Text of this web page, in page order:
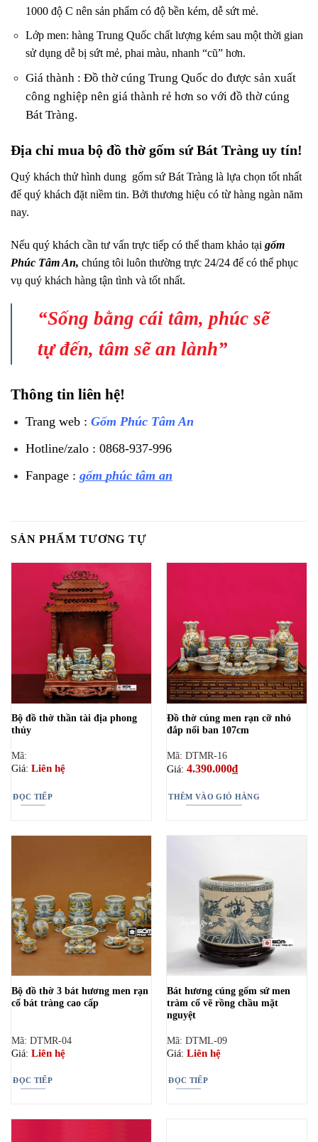
1000 độ C nên sản phẩm có độ bền kém, dễ sứt mẻ.
Lớp men: hàng Trung Quốc chất lượng kém sau một thời gian
sử dụng dễ bị sứt mẻ, phai màu, nhanh “cũ” hơn.
Giá thành : Đồ thờ cúng Trung Quốc do được sản xuất
công nghiệp nên giá thành rẻ hơn so với đồ thờ cúng
Bát Tràng.
Địa chỉ mua bộ đồ thờ gốm sứ Bát Tràng uy tín!
Quý khách thử hình dung gốm sứ Bát Tràng là lựa chọn tốt nhất
để quý khách đặt niềm tin. Bởi thương hiệu có từ hàng ngàn năm
nay.
Nếu quý khách cần tư vấn trực tiếp có thể tham khảo tại gốm
Phúc Tâm An, chúng tôi luôn thường trực 24/24 để có thể phục
vụ quý khách hàng tận tình và tốt nhất.
“Sống bằng cái tâm, phúc sẽ
tự đến, tâm sẽ an lành”
Thông tin liên hệ!
Trang web : Gốm Phúc Tâm An
Hotline/zalo : 0868-937-996
Fanpage : gốm phúc tâm an
SẢN PHẨM TƯƠNG TỰ
Bộ đồ thờ thần tài địa phong
thủy
Mã:
Giá: Liên hệ
ĐỌC TIẾP
Đồ thờ cúng men rạn cỡ nhỏ
đắp nổi ban 107cm
Mã: DTMR-16
Giá: 4.390.000₫
THÊM VÀO GIỎ HÀNG
Bộ đồ thờ 3 bát hương men rạn
cổ bát tràng cao cấp
Mã: DTMR-04
Giá: Liên hệ
ĐỌC TIẾP
Bát hương cúng gốm sứ men
tràm cổ vẽ rồng chầu mặt
nguyệt
Mã: DTML-09
Giá: Liên hệ
ĐỌC TIẾP